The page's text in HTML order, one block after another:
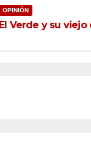
OPINIÓN
El Verde y su